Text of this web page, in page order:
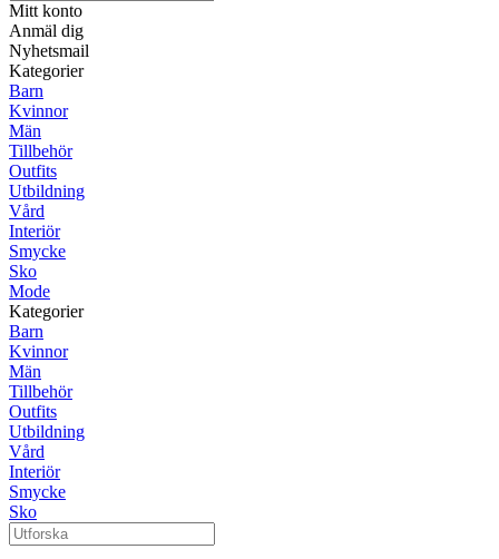
Mitt konto
Anmäl dig
Nyhetsmail
Kategorier
Barn
Kvinnor
Män
Tillbehör
Outfits
Utbildning
Vård
Interiör
Smycke
Sko
Mode
Kategorier
Barn
Kvinnor
Män
Tillbehör
Outfits
Utbildning
Vård
Interiör
Smycke
Sko